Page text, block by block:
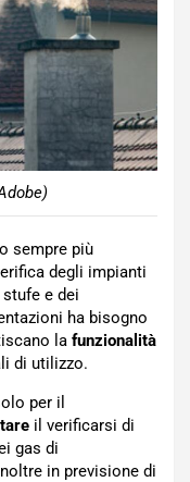
sempre più
degli impianti
e dei
ha bisogno
la funzionalità
di utilizzo.
per il
il verificarsi di
gas di
in previsione di